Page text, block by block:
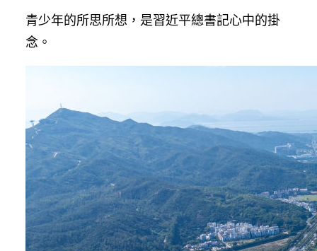
青少年的所思所想，是習近平總書記心中的掛
念。